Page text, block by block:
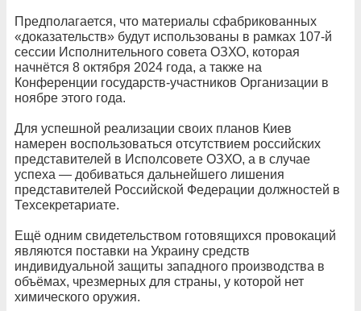
Предполагается, что материалы сфабрикованных
«доказательств» будут использованы в рамках 107-й
сессии Исполнительного совета ОЗХО, которая
начнётся 8 октября 2024 года, а также на
Конференции государств-участников Организации в
ноябре этого года.
Для успешной реализации своих планов Киев
намерен воспользоваться отсутствием российских
представителей в Исполсовете ОЗХО, а в случае
успеха — добиваться дальнейшего лишения
представителей Российской Федерации должностей в
Техсекретариате.
Ещё одним свидетельством готовящихся провокаций
являются поставки на Украину средств
индивидуальной защиты западного производства в
объёмах, чрезмерных для страны, у которой нет
химического оружия.